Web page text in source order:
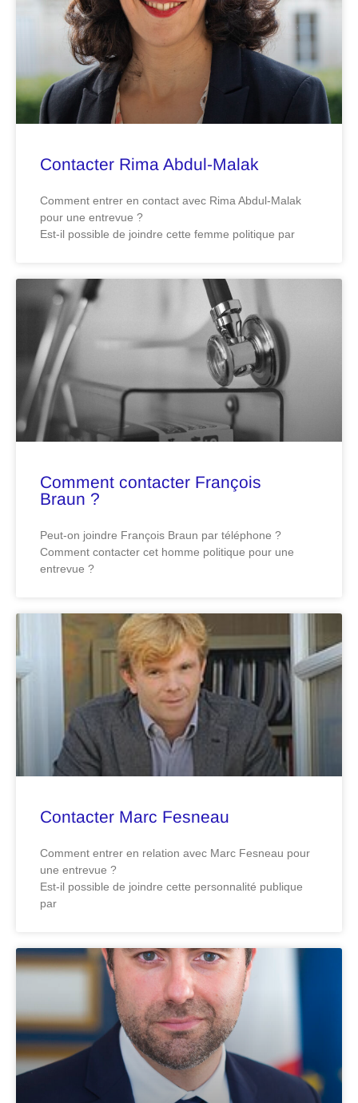
Contacter Rima Abdul-Malak
Comment entrer en contact avec Rima Abdul-Malak
pour une entrevue ?
Est-il possible de joindre cette femme politique par
Comment contacter François
Braun ?
Peut-on joindre François Braun par téléphone ?
Comment contacter cet homme politique pour une
entrevue ?
Contacter Marc Fesneau
Comment entrer en relation avec Marc Fesneau pour
une entrevue ?
Est-il possible de joindre cette personnalité publique
par